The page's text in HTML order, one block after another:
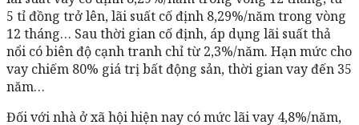
5 tỉ đồng trở lên, lãi suất cố định 8,29%/năm trong vòng
12 tháng… Sau thời gian cố định, áp dụng lãi suất thả
nổi có biên độ cạnh tranh chỉ từ 2,3%/năm. Hạn mức cho
vay chiếm 80% giá trị bất động sản, thời gian vay đến 35
năm…
Đối với nhà ở xã hội hiện nay có mức lãi vay 4,8%/năm,